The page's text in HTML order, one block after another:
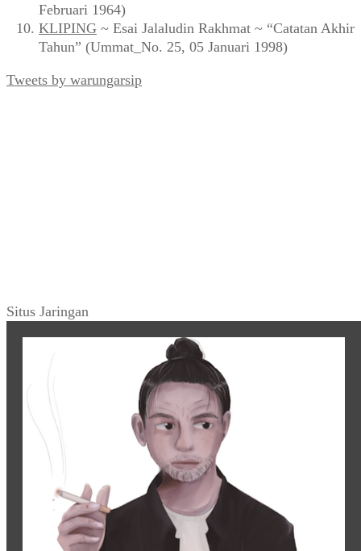
Februari 1964)
KLIPING ~ Esai Jalaludin Rakhmat ~ “Catatan Akhir
Tahun” (Ummat_No. 25, 05 Januari 1998)
Tweets by warungarsip
Situs Jaringan